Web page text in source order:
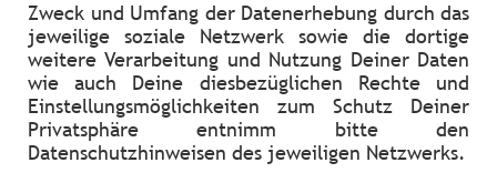
Zweck und Umfang der Datenerhebung durch das
jeweilige soziale Netzwerk sowie die dortige
weitere Verarbeitung und Nutzung Deiner Daten
wie auch Deine diesbezüglichen Rechte und
Einstellungsmöglichkeiten zum Schutz Deiner
Privatsphäre entnimm bitte den
Datenschutzhinweisen des jeweiligen Netzwerks.